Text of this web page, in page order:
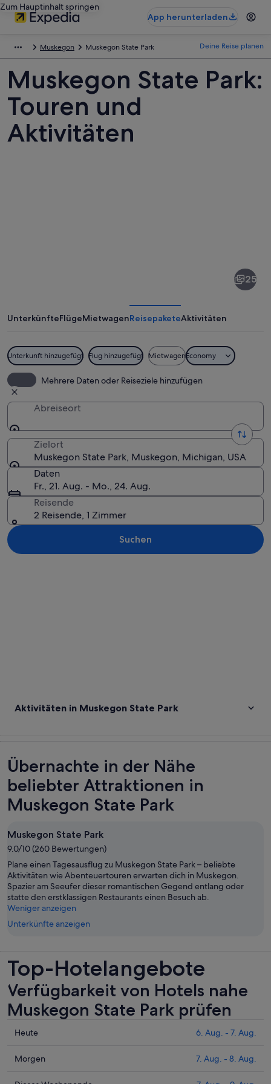
Zum Hauptinhalt springen
App herunterladen
Muskegon Muskegon State Park Deine Reise planen
Muskegon State Park:
Touren und
Aktivitäten
25
UnterkünfteFlügeMietwagenReisepaketeAktivitäten
Unterkunft hinzugefügt Flug hinzugefügt MietwagenEconomy
Mehrere Daten oder Reiseziele hinzufügen
Abreiseort
Zielort
Muskegon State Park, Muskegon, Michigan, USA
Daten
Fr., 21. Aug. - Mo., 24. Aug.
Reisende
2 Reisende, 1 Zimmer
Suchen
Aktivitäten in Muskegon State Park
Übernachte in der Nähe
beliebter Attraktionen in
Muskegon State Park
Muskegon State Park
9.0/10 (260 Bewertungen)
Plane einen Tagesausflug zu Muskegon State Park – beliebte
Aktivitäten wie Abenteuertouren erwarten dich in Muskegon.
Spazier am Seeufer dieser romantischen Gegend entlang oder
statte den erstklassigen Restaurants einen Besuch ab.
Weniger anzeigen
Unterkünfte anzeigen
Top-Hotelangebote
Verfügbarkeit von Hotels nahe
Muskegon State Park prüfen
Prüfe
Preise
Heute 6. Aug. - 7. Aug.
Prüfe
Morgen 7. Aug. - 8. Aug.